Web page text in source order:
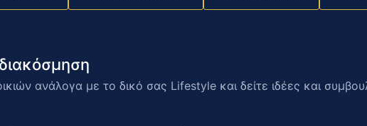
ανάλογα με το δικό σας Lifestyle και δείτε ιδέες και